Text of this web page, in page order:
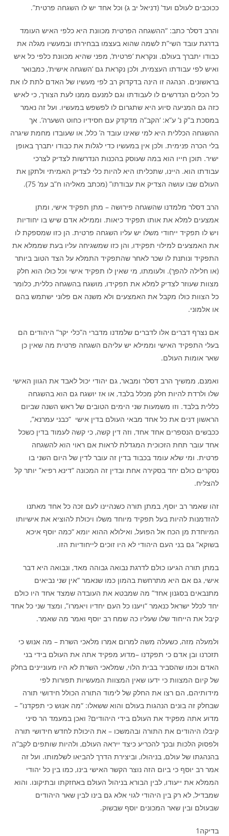
ככוכבים לעולם ועד’ (דניאל יב ג) וכל אחד יש לו השגחה פרטית”.
והרב דסלר כתב: “ההשגחה הפרטית מכוונת היא כלפי האיש העומד
בדרגת עובד השי”ת לשמה שהוא בעצמו בבחירתו ובמעשיו מגלה את
כבודו יתברך בעולם. ונקראת ‘פרטית’, מפני שהיא מכוונת כלפי כל איש
ואיש לפי עבודתו העצמית, ולכן נקראת גם ‘השגחה אישית’, כמבואר
בראשונים. הנהגה זו הינה בדקדוק רב לפי מעשיו של האדם לתת לו את
כל הכלים הנדרשים לו לעבודתו וגם למנעם ממנו לעת הצורך, כי לאיש
כזה גם המניעה סיוע היא שתגרום לו לפשפש במעשיו. ועל זה נאמר
במסכת ב”ק נ’ ע”א: ‘הקב”ה מדקדק עם חסידיו כחוט השערה’. אך
ההשגחה הכללית היא למי שאינו עובד ה’ כלל, או שעובדו מחמת שיגרה
בלי הכרה פנימית. ולכן אין במעשיו כדי לגלות את כבודו יתברך באופן
ישיר. תוכן חייו הוא במה שעוסק בהכנות הנדרשות לצדיק לצרכי
עבודתו הוא. היינו, שתכליתו היא להיות כלי לצדיק האמיתי ולתקן את
העולם שבו עושה הצדיק את עבודתו” (מכתב מאליהו ח”ב עמ’ 75).
הרב דסלר מלמדנו שהשגחה פירושה – מתן תפקיד אישי, ומתן
אמצעים למלא את אותו תפקיד כיאות. וממילא אדם שיש בו יחודיות
ויש לו תפקיד ייחודי משלו יש עליו השגחה פרטית. הן כזו שמספקת לו
את האמצעים למילוי תפקידו, והן כזו שמשגיחה עליו בעת שממלא את
התפקיד ונותנת לו שכר לאחר שהתפקיד התמלא על הצד הטוב ביותר
(או חלילה להפך). ולעומתו, מי שאין לו תפקיד אישי וכל כולו הוא חלק
מצוות שעוזר לצדיק למלא את תפקידו, מושגח בהשגחה כללית, כלומר
כל הצוות כולו מקבל את האמצעים ולא משנה אם פלוני ישתמש בהם
או אלמוני.
אם נצרף דברים אלו לדברים שלמדנו מדברי ה”כלי יקר” היהודים הם
בעלי התפקיד האישי וממילא יש עליהם השגחה פרטית מה שאין כן
שאר אומות העולם.
ואמנם, ממשיך הרב דסלר ומבאר, גם יהודי יכול לאבד את הגוון האישי
שלו ולרדת להיות חלק מכלל בלבד, או אז יושגח גם הוא בהשגחה
כללית בלבד. וזו משמעות שני הימים הטובים של ראש השנה שביום
הראשון דנים את כל אחד מבאי העולם בדין אישי “כבני עמרנא”,
ככבשים הנספרים אחד אחד, וזה דין קשה, כי קשה לעמוד בדין כשכל
אחד עובר תחת הזכוכית המגדלת לראות אם ראוי הוא להשגחה
פרטית. ומי שלא עומד בכבוד בדין זה עובר לדין של היום השני בו
נסקרים כולם יחד בסקירה אחת ובדין זה המכונה “דינא רפיא” יותר קל
להצליח.
זהו שאמר רב יוסף, במתן תורה כשנהיינו לעם זכה כל אחד מאתנו
להזדמנות להיות בעל תפקיד מיוחד משלו ויכולת להוציא את אישיותו
המיוחדת מן הכח אל הפועל, ואילולא ההוא יומא “כמה יוסף איכא
בשוקא” גם בני העם היהודי לא היו זוכים לייחודיות הזו.
במתן תורה הגיעו כולם לדרגת נבואה גבוהה מאד, ונבואה היא דבר
אישי, גם אם היא מתרחשת בהמון כמו שנאמר “אין שני נביאים
מתנבאים בסגנון אחד” מה שמבטא את העובדה שמצד אחד היו כולם
יחד לכלל ישראל כנאמר “ויענו כל העם יחדיו ויאמרו”, ומצד שני כל אחד
קיבל את הייחוד שלו שעליו כה שמח רב יוסף ואמר מה שאמר.
ולמעלה מזה, כשעלה משה למרום אמרו מלאכי השרת – מה אנוש כי
תזכרנו ובן אדם כי תפקדנו –מדוע מפקיד אתה את העולם בידי בני
האדם וכמו שהסביר בבית הלוי, שמלאכי השרת לא היו מעוניינים בחלק
של קיום המצוות כי ידעו שאין המצוות המעשיות תפורות לפי
מידותיהם, הם רצו את החלק של לימוד התורה הכולל חידושי תורה
שבחלק זה בונים הנהגות בעולם והוא ששאלו: “מה אנוש כי תפקדנו” –
מדוע אתה מפקיד את העולם בידי היהודים? ואכן במעמד הר סיני
קיבלו היהודים את התורה ובהמשכו – את היכולת לחדש חידושי תורה
ולפסוק הלכות ובכך להכריע כיצד ייראה העולם, ולהיות שותפים לקב”ה
בהנהגתו של עולם, בניהולו, וביצירת הדרך להביאו לשלמותו. ועל זה
אמר רב יוסף כי ביום הזה נוצר הקשר האישי בינו, כמו בין כל יהודי
הממלא את ייעודו, לבין הבורא בניהול העולם באחזקתו ובתיקונו. והוא
שמבדיל, לא רק בין היהודי לגוי אלא גם בינו לבין שאר היהודים
שבעולם ובין שאר המכונים יוסף שבשוק.
בדיקה1